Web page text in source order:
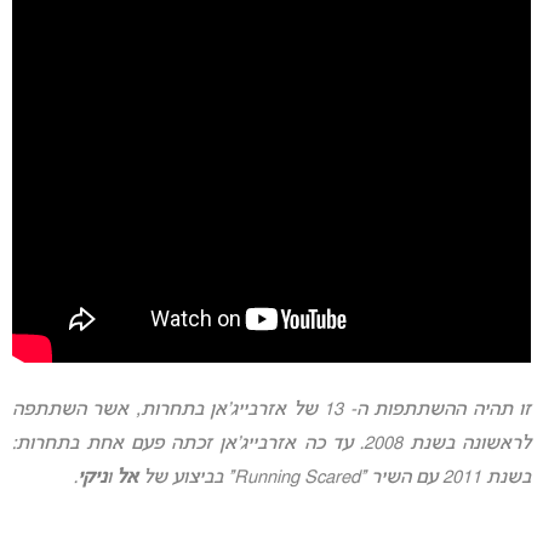
זו תהיה ההשתתפות ה- 13 של אזרבייג’אן בתחרות, אשר השתתפה
לראשונה בשנת 2008. עד כה אזרבייג’אן זכתה פעם אחת בתחרות:
בשנת 2011 עם השיר “Running Scared” בביצוע של
אל וניקי.